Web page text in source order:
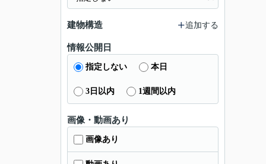
建物構造 追加する
情報公開日
指定しない 本日
3日以内 1週間以内
画像・動画あり
画像あり